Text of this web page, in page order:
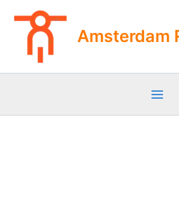
contenido
Amsterdam